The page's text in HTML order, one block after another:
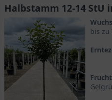
Halbstamm 12-14 StU
bis zu
Frucht